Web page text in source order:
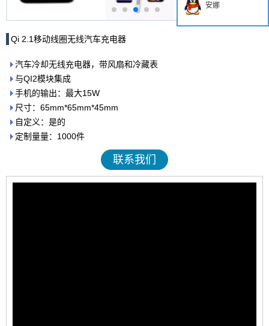
Qi 2.1移动线圈无线汽车充电器
汽车冷却无线充电器，带风扇和冷藏表
与QI2模块集成
手机的输出：最大15W
尺寸：65mm*65mm*45mm
自定义：是的
定制量量：1000件
联系我们
安娜